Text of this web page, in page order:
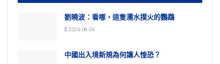
劉曉波：看哪，這隻濡水撲火的鸚鵡
2026-08-06
中國出入境新規為何讓人惶恐？